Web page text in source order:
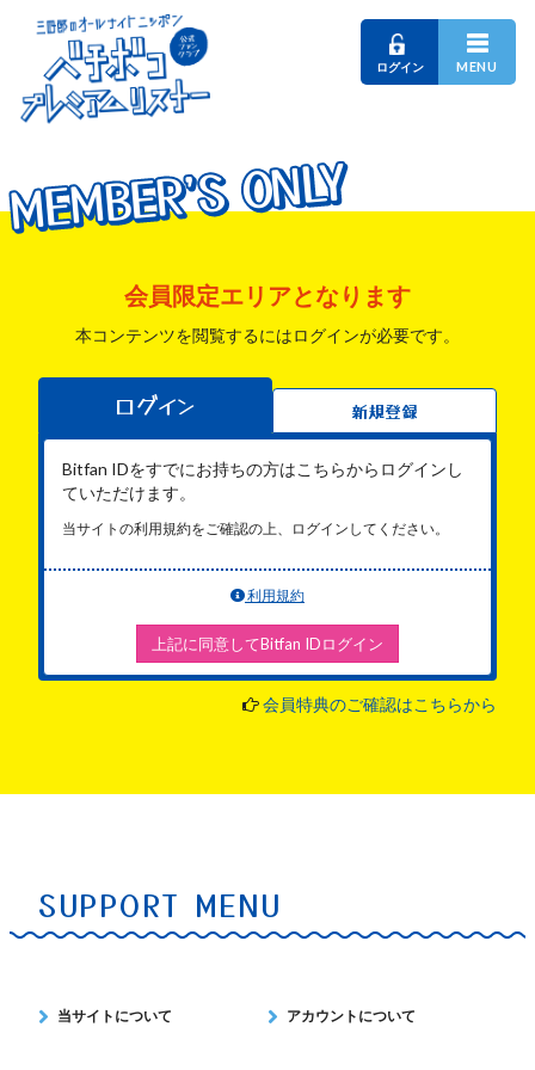
ログイン MENU
MEMBER'S ONLY
MEMBER'S ONLY
MEMBER'S ONLY
会員限定エリアとなります
本コンテンツを閲覧するにはログインが必要です。
ログイン 新規登録
Bitfan IDをすでにお持ちの方はこちらからログインし
ていただけます。
当サイトの利用規約をご確認の上、ログインしてください。
利用規約
上記に同意してBitfan IDログイン
会員特典のご確認はこちらから
SUPPORT MENU
当サイトについて アカウントについて